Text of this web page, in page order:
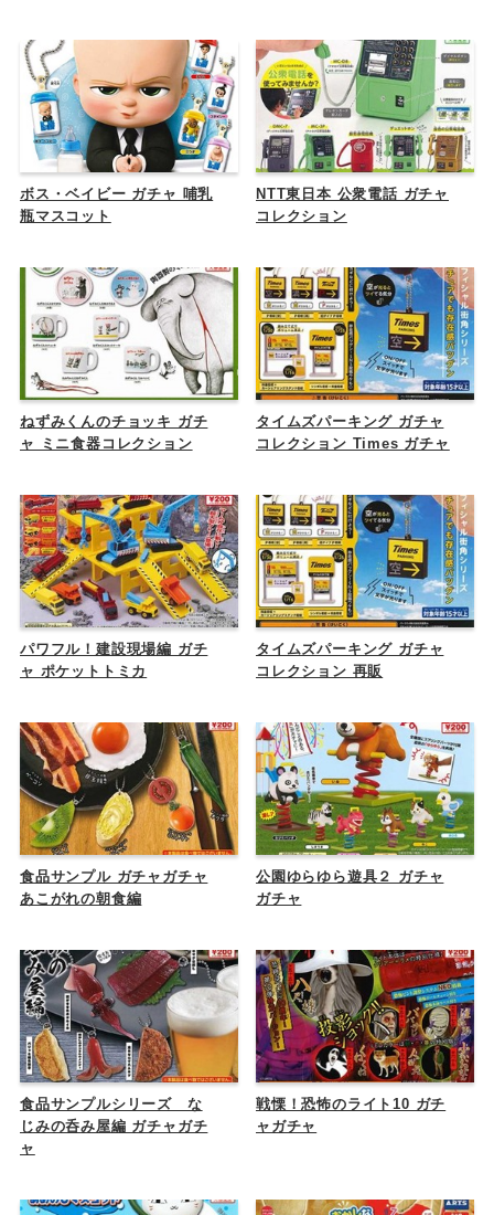
ボス・ベイビー ガチャ 哺乳
瓶マスコット
NTT東日本 公衆電話 ガチャ
コレクション
ねずみくんのチョッキ ガチ
ャ ミニ食器コレクション
タイムズパーキング ガチャ
コレクション Times ガチャ
パワフル！建設現場編 ガチ
ャ ポケットトミカ
タイムズパーキング ガチャ
コレクション 再販
食品サンプル ガチャガチャ
あこがれの朝食編
公園ゆらゆら遊具２ ガチャ
ガチャ
食品サンプルシリーズ な
じみの呑み屋編 ガチャガチ
ャ
戦慄！恐怖のライト10 ガチ
ャガチャ